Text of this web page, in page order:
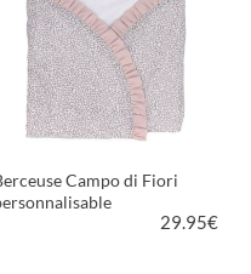
Campo di Fiori
29.95€